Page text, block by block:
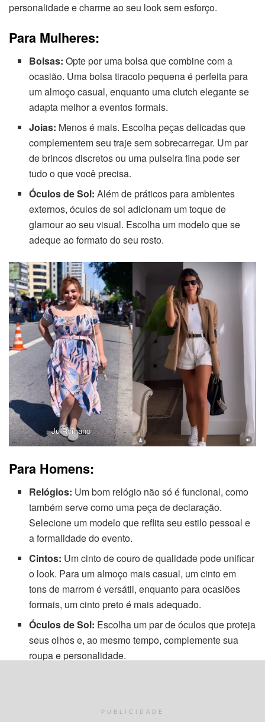
personalidade e charme ao seu look sem esforço.
Para Mulheres:
Bolsas: Opte por uma bolsa que combine com a
ocasião. Uma bolsa tiracolo pequena é perfeita para
um almoço casual, enquanto uma clutch elegante se
adapta melhor a eventos formais.
Joias: Menos é mais. Escolha peças delicadas que
complementem seu traje sem sobrecarregar. Um par
de brincos discretos ou uma pulseira fina pode ser
tudo o que você precisa.
Óculos de Sol: Além de práticos para ambientes
externos, óculos de sol adicionam um toque de
glamour ao seu visual. Escolha um modelo que se
adeque ao formato do seu rosto.
Ju Romano
Para Homens:
Relógios: Um bom relógio não só é funcional, como
também serve como uma peça de declaração.
Selecione um modelo que reflita seu estilo pessoal e
a formalidade do evento.
Cintos: Um cinto de couro de qualidade pode unificar
o look. Para um almoço mais casual, um cinto em
tons de marrom é versátil, enquanto para ocasiões
formais, um cinto preto é mais adequado.
Óculos de Sol: Escolha um par de óculos que proteja
seus olhos e, ao mesmo tempo, complemente sua
roupa e personalidade.
Acessórios devem ser não apenas
PUBLICIDADE